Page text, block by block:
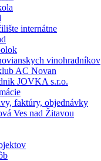
internátne
vinohradníkov
AC Novan
JOVKA s.r.o.
faktúry, objednávky
Ves nad Žitavou